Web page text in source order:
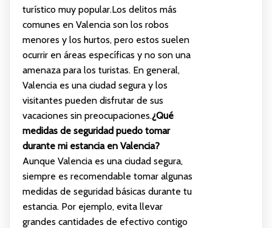
turístico muy popular.Los delitos más
comunes en Valencia son los robos
menores y los hurtos, pero estos suelen
ocurrir en áreas específicas y no son una
amenaza para los turistas. En general,
Valencia es una ciudad segura y los
visitantes pueden disfrutar de sus
vacaciones sin preocupaciones.¿Qué
medidas de seguridad puedo tomar
durante mi estancia en Valencia?
Aunque Valencia es una ciudad segura,
siempre es recomendable tomar algunas
medidas de seguridad básicas durante tu
estancia. Por ejemplo, evita llevar
grandes cantidades de efectivo contigo